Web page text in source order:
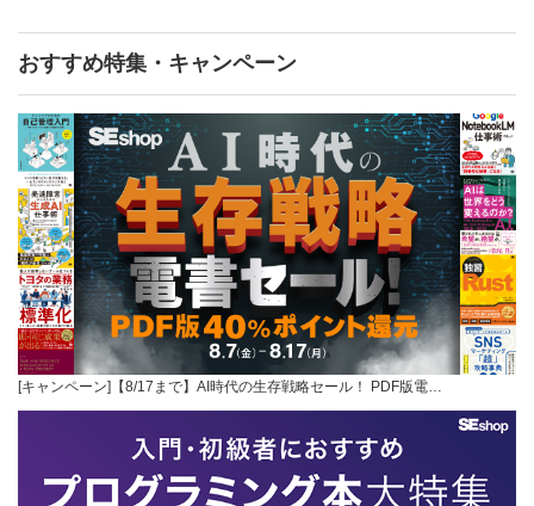
おすすめ特集・キャンペーン
[キャンペーン]【8/17まで】AI時代の生存戦略セール！ PDF版電…